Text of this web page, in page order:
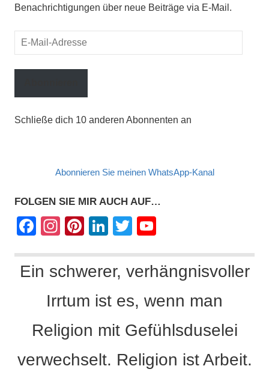
Benachrichtigungen über neue Beiträge via E-Mail.
E-
Mail-
Adresse
Schließe dich 10 anderen Abonnenten an
Abonnieren Sie meinen WhatsApp-Kanal
FOLGEN SIE MIR AUCH AUF…
F
c
e
o
o
k
In
a
gr
a
m
Pi
er
e
st
Li
k
e
dI
n
T
tt
er
u
T
u
b
e
C
Ein schwerer, verhängnisvoller
Irrtum ist es, wenn man
Religion mit Gefühlsduselei
verwechselt. Religion ist Arbeit.